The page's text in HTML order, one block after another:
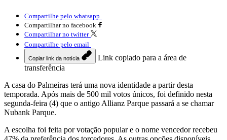
Compartilhe pelo whatsapp
Compartilhar no facebook
Compartilhar no twitter
Compartilhe pelo email
Copiar link da notícia
Link copiado para a área de
transferência
A casa do Palmeiras terá uma nova identidade a partir desta
temporada. Após mais de 500 mil votos únicos, foi definido nesta
segunda-feira (4) que o antigo Allianz Parque passará a se chamar
Nubank Parque.
A escolha foi feita por votação popular e o nome vencedor recebeu